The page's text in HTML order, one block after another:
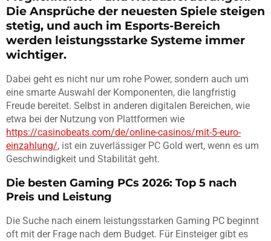
Die Ansprüche der neuesten Spiele steigen
stetig, und auch im Esports-Bereich
werden leistungsstarke Systeme immer
wichtiger.
Dabei geht es nicht nur um rohe Power, sondern auch um
eine smarte Auswahl der Komponenten, die langfristig
Freude bereitet. Selbst in anderen digitalen Bereichen, wie
etwa bei der Nutzung von Plattformen wie
https://casinobeats.com/de/online-casinos/mit-5-euro-
einzahlung/, ist ein zuverlässiger PC Gold wert, wenn es um
Geschwindigkeit und Stabilität geht.
Die besten Gaming PCs 2026: Top 5 nach
Preis und Leistung
Die Suche nach einem leistungsstarken Gaming PC beginnt
oft mit der Frage nach dem Budget. Für Einsteiger gibt es